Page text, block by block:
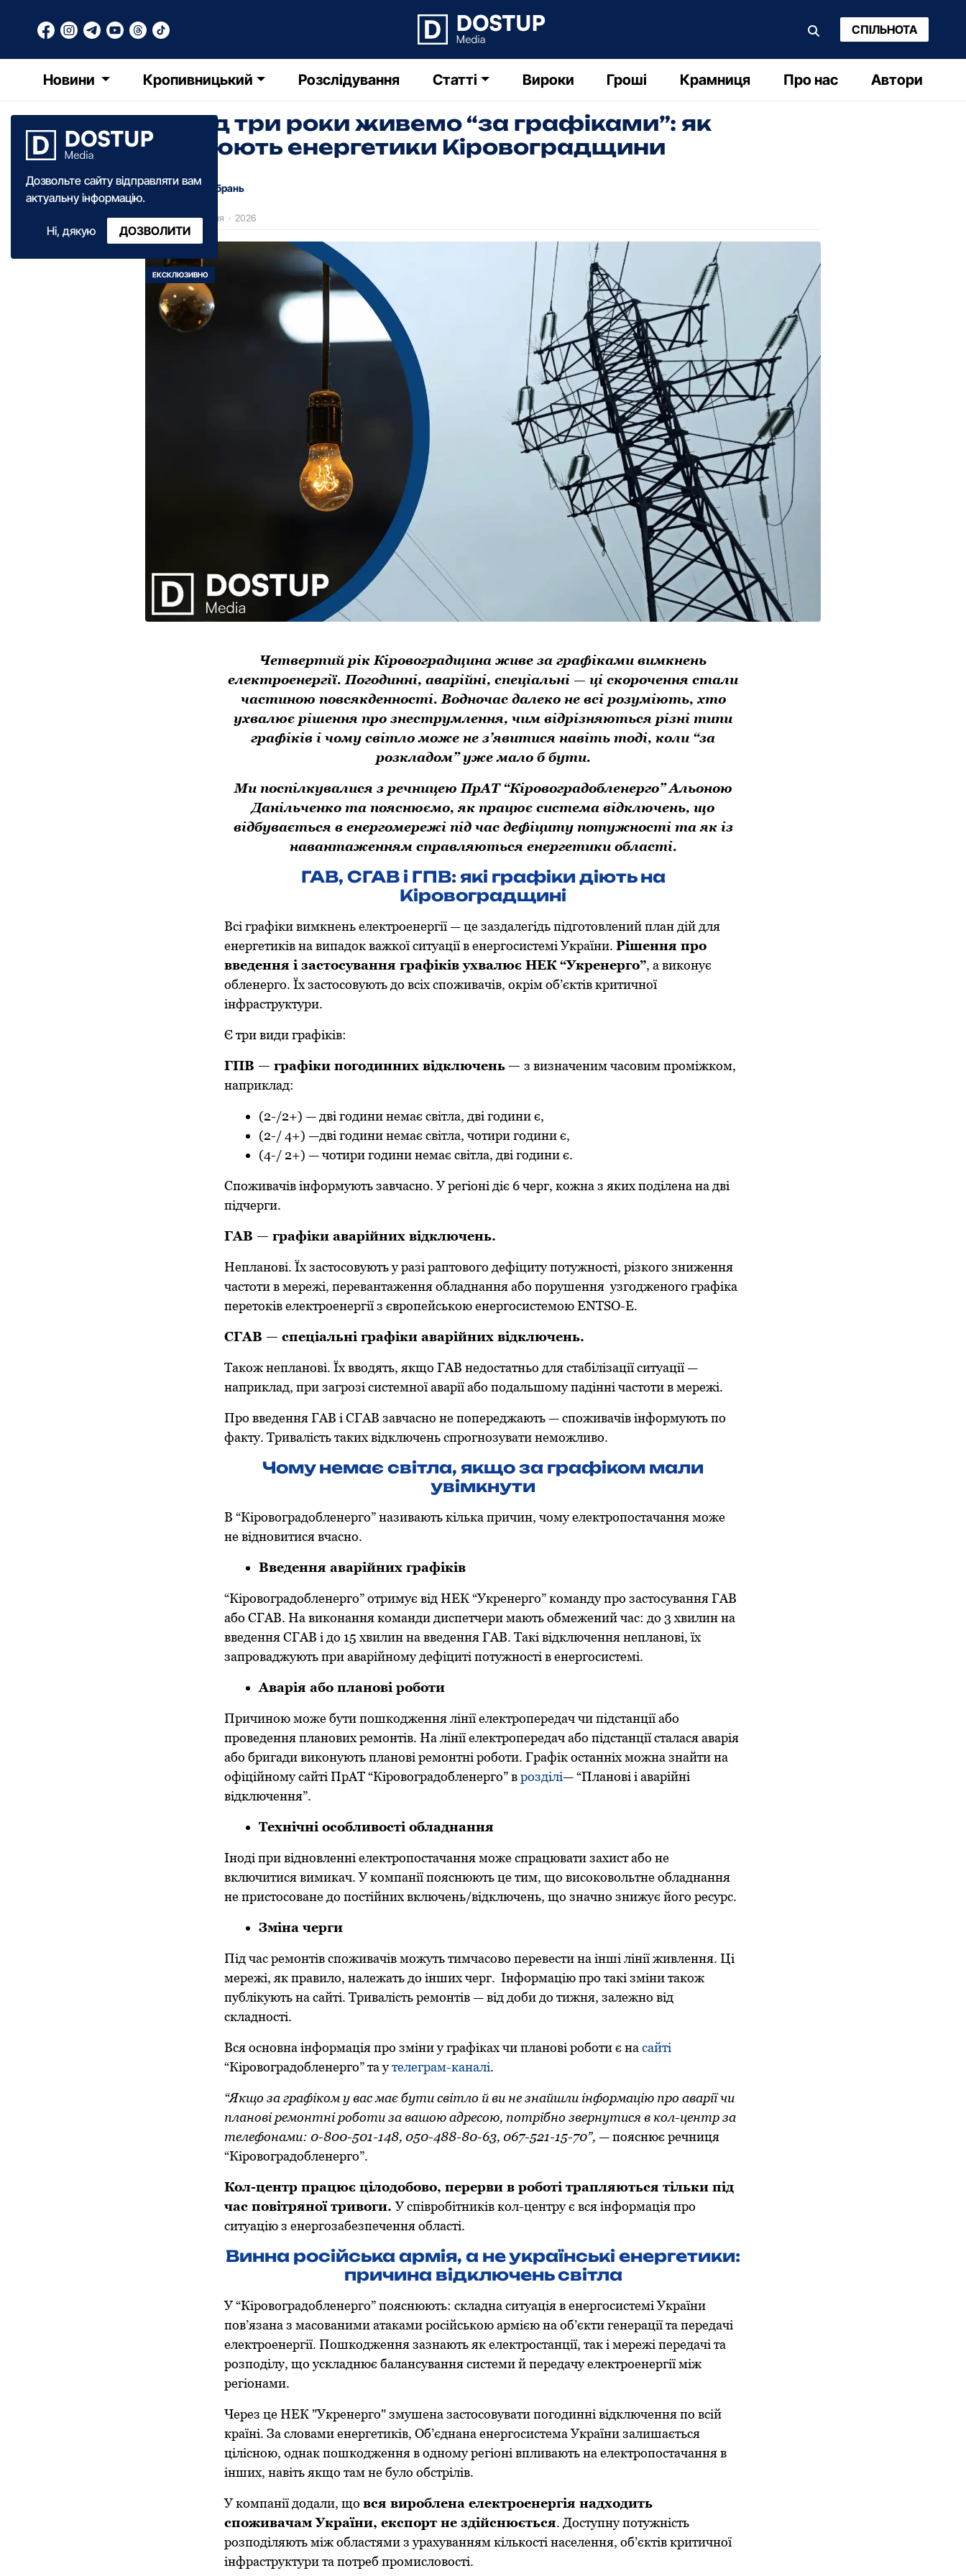
СПІЛЬНОТА
Новини Кропивницький Розслідування Статті Вироки Гроші Крамниця Про нас Автори
Дозвольте сайту відправляти вам
актуальну інформацію.
Ні, дякую ДОЗВОЛИТИ
Понад три роки живемо “за графіками”: як
працюють енергетики Кіровоградщини
Анна Добрань
12:10·04 березня · 2026
Четвертий рік Кіровоградщина живе за графіками вимкнень
електроенергії. Погодинні, аварійні, спеціальні — ці скорочення стали
частиною повсякденності. Водночас далеко не всі розуміють, хто
ухвалює рішення про знеструмлення, чим відрізняються різні типи
графіків і чому світло може не з’явитися навіть тоді, коли “за
розкладом” уже мало б бути.
Ми поспілкувалися з речницею ПрАТ “Кіровоградобленерго” Альоною
Данільченко та пояснюємо, як працює система відключень, що
відбувається в енергомережі під час дефіциту потужності та як із
навантаженням справляються енергетики області.
ГАВ, СГАВ і ГПВ: які графіки діють на
Кіровоградщині
Всі графіки вимкнень електроенергії — це заздалегідь підготовлений план дій для
енергетиків на випадок важкої ситуації в енергосистемі України. Рішення про
введення і застосування графіків ухвалює НЕК “Укренерго”, а виконує
обленерго. Їх застосовують до всіх споживачів, окрім об’єктів критичної
інфраструктури.
Є три види графіків:
ГПВ — графіки погодинних відключень — з визначеним часовим проміжком,
наприклад:
(2-/2+) — дві години немає світла, дві години є,
(2-/ 4+) —дві години немає світла, чотири години є,
(4-/ 2+) — чотири години немає світла, дві години є.
Споживачів інформують завчасно. У регіоні діє 6 черг, кожна з яких поділена на дві
підчерги.
ГАВ — графіки аварійних відключень.
Непланові. Їх застосовують у разі раптового дефіциту потужності, різкого зниження
частоти в мережі, перевантаження обладнання або порушення узгодженого графіка
перетоків електроенергії з європейською енергосистемою ENTSO-E.
СГАВ — спеціальні графіки аварійних відключень.
Також непланові. Їх вводять, якщо ГАВ недостатньо для стабілізації ситуації —
наприклад, при загрозі системної аварії або подальшому падінні частоти в мережі.
Про введення ГАВ і СГАВ завчасно не попереджають — споживачів інформують по
факту. Тривалість таких відключень спрогнозувати неможливо.
Чому немає світла, якщо за графіком мали
увімкнути
В “Кіровоградобленерго” називають кілька причин, чому електропостачання може
не відновитися вчасно.
Введення аварійних графіків
“Кіровоградобленерго” отримує від НЕК “Укренерго” команду про застосування ГАВ
або СГАВ. На виконання команди диспетчери мають обмежений час: до 3 хвилин на
введення СГАВ і до 15 хвилин на введення ГАВ. Такі відключення непланові, їх
запроваджують при аварійному дефіциті потужності в енергосистемі.
Аварія або планові роботи
Причиною може бути пошкодження лінії електропередач чи підстанції або
проведення планових ремонтів. На лінії електропередач або підстанції сталася аварія
або бригади виконують планові ремонтні роботи. Графік останніх можна знайти на
офіційному сайті ПрАТ “Кіровоградобленерго” врозділі— “Планові і аварійні
відключення”.
Технічні особливості обладнання
Іноді при відновленні електропостачання може спрацювати захист або не
включитися вимикач. У компанії пояснюють це тим, що високовольтне обладнання
не пристосоване до постійних включень/відключень, що значно знижує його ресурс.
Зміна черги
Під час ремонтів споживачів можуть тимчасово перевести на інші лінії живлення. Ці
мережі, як правило, належать до інших черг. Інформацію про такі зміни також
публікують на сайті. Тривалість ремонтів — від доби до тижня, залежно від
складності.
Вся основна інформація про зміни у графіках чи планові роботи є на сайті
“Кіровоградобленерго” та утелеграм-каналі.
“Якщо за графіком у вас має бути світло й ви не знайшли інформацію про аварії чи
планові ремонтні роботи за вашою адресою, потрібно звернутися в кол-центр за
телефонами: 0-800-501-148, 050-488-80-63, 067-521-15-70”, — пояснює речниця
“Кіровоградобленерго”.
Кол-центр працює цілодобово, перерви в роботі трапляються тільки під
час повітряної тривоги.У співробітників кол-центру є вся інформація про
ситуацію з енергозабезпечення області.
Винна російська армія, а не українські енергетики:
причина відключень світла
У “Кіровоградобленерго” пояснюють: складна ситуація в енергосистемі України
пов’язана з масованими атаками російською армією на об’єкти генерації та передачі
електроенергії. Пошкодження зазнають як електростанції, так і мережі передачі та
розподілу, що ускладнює балансування системи й передачу електроенергії між
регіонами.
Через це НЕК "Укренерго" змушена застосовувати погодинні відключення по всій
країні. За словами енергетиків, Об’єднана енергосистема України залишається
цілісною, однак пошкодження в одному регіоні впливають на електропостачання в
інших, навіть якщо там не було обстрілів.
У компанії додали, що вся вироблена електроенергія надходить
споживачам України, експорт не здійснюється. Доступну потужність
розподіляють між областями з урахуванням кількості населення, об’єктів критичної
інфраструктури та потреб промисловості.